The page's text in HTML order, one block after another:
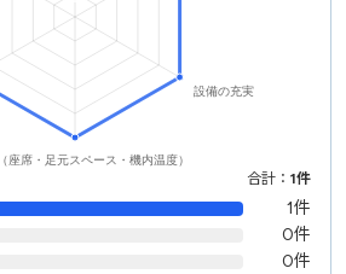
合計： 1件
1件
0件
0件